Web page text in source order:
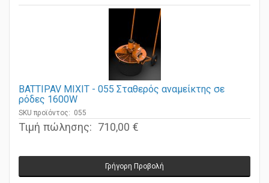
BATTIPAV MIXIT - 055 Σταθερός αναμείκτης σε
ρόδες 1600W
SKU προϊόντος: 055
Τιμή πώλησης: 710,00 €